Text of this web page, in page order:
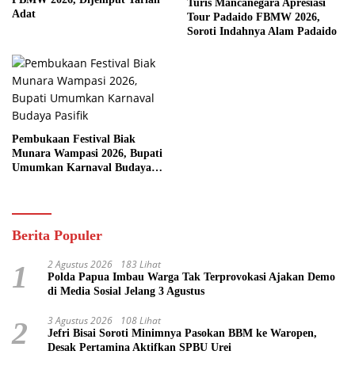
Adat
Turis Mancanegara Apresiasi
Tour Padaido FBMW 2026,
Soroti Indahnya Alam Padaido
Pembukaan Festival Biak
Munara Wampasi 2026, Bupati
Umumkan Karnaval Budaya
Berita Populer
1 2 Agustus 2026 183 Lihat
Polda Papua Imbau Warga Tak Terprovokasi Ajakan Demo
di Media Sosial Jelang 3 Agustus
2 3 Agustus 2026 108 Lihat
Jefri Bisai Soroti Minimnya Pasokan BBM ke Waropen,
Desak Pertamina Aktifkan SPBU Urei